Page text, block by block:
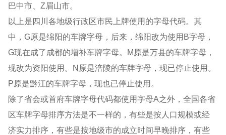
巴中市、Z眉山市。
以上是四川各地级行政区市民上牌使用的字母代码。其
中，G原是绵阳的车牌字母，后来，绵阳改为使用B字母，
G现在成了成都的增补车牌字母。M原是万县的车牌字母，
现改为资阳使用。N原是涪陵的车牌字母，现已停止使用。
P原是黔江的车牌字母，现也已停止使用。
除了省会或首府车牌字母代码都使用字母A之外，全国各省
区车牌字母排序方法是不一样的，有些是按人口规模或经
济实力排序，有些是按地级市的成立时间早晚排序，有些